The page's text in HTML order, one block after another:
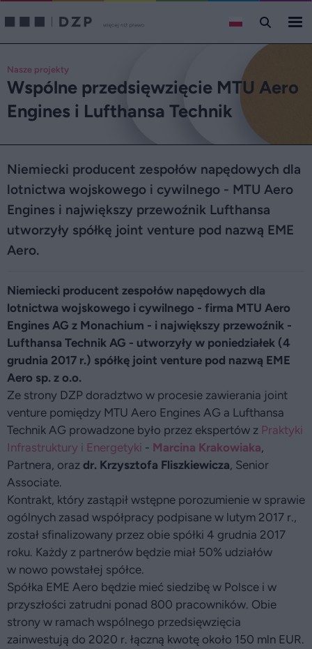
Nasze projekty
Wspólne przedsięwzięcie MTU Aero
Engines i Lufthansa Technik
Niemiecki producent zespołów napędowych dla
lotnictwa wojskowego i cywilnego - MTU Aero
Engines i największy przewoźnik Lufthansa
utworzyły spółkę joint venture pod nazwą EME
Aero.
Niemiecki producent zespołów napędowych dla
lotnictwa wojskowego i cywilnego - firma MTU Aero
Engines AG z Monachium - i największy przewoźnik -
Lufthansa Technik AG - utworzyły w poniedziałek (4
grudnia 2017 r.) spółkę joint venture pod nazwą EME
Aero sp. z o.o.
Ze strony DZP doradztwo w procesie zawierania joint
venture pomiędzy MTU Aero Engines AG a Lufthansa
Technik AG prowadzone było przez ekspertów z Praktyki
Infrastruktury i Energetyki - Marcina Krakowiaka,
Partnera, oraz dr. Krzysztofa Fliszkiewicza, Senior
Associate.
Kontrakt, który zastąpił wstępne porozumienie w sprawie
ogólnych zasad współpracy podpisane w lutym 2017 r.,
został sfinalizowany przez obie spółki 4 grudnia 2017
roku. Każdy z partnerów będzie miał 50% udziałów
w nowo powstałej spółce.
Spółka EME Aero będzie mieć siedzibę w Polsce i w
przyszłości zatrudni ponad 800 pracowników. Obie
strony w ramach wspólnego przedsięwzięcia
zainwestują do 2020 r. łączną kwotę około 150 mln EUR.